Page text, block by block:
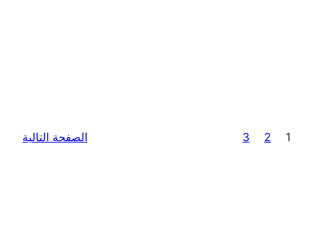
1
2
3 الصفحة التالية